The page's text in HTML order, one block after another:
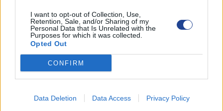
I want to opt-out of Collection, Use,
Retention, Sale, and/or Sharing of my
Personal Data that Is Unrelated with the
Purposes for which it was collected.
Opted Out
CONFIRM
Data Deletion Data Access Privacy Policy
ΑΝΑΚΟΙΝΩΣΕΙΣ
Λεμεσός
Λευκωσία- Κερύνεια
Αμμόχωστος